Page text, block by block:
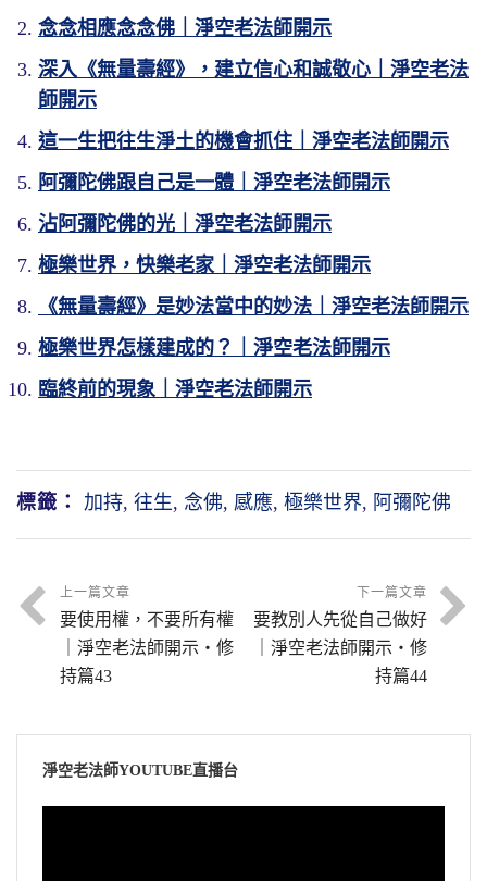
有初學的人懷疑，早年我們在台中跟李老師學
的時候，有同學就懷疑，十方世界人太多了，
阿彌陀佛能搞得清楚嗎？萬一把我忘掉怎麼
辦？你說阿彌陀佛會不會忘記？現在我們知道
不會忘記。為什麼？我們念頭才一動，這裡就
像電台一樣，我們電波發射過去，他那裡就收
這個肉體的細胞，每一個細胞它都在動，這個
波動它跟我們的意念是一致的，我們的意念一
細胞，細胞還講得大！現在科學講什麼？小光
子就是量子，我們佛法裡面講微塵，每一粒微
塵，你看彌勒菩薩講得很清楚，「念念成
所以這些波動的時候，我們這個人是很大的機
器，我一個意念波動，把所有這個波都集中向
「古謂三乘凡聖所見佛身報化，年歲短長，成
佛久近，各各不同故」，這也是真的有這個現
法從心想生」，這句話太重要了。我們在一切
境界當中，要常常能提得起這句話，你就不會
被外頭境界轉，你就能轉境界了。
一切法從心想生，誰的心想？我自己的心想。
《高僧傳》裡有記載，我們淨宗第二祖，唐朝
念一聲佛號，口裡面出一道白光，白光裡有一
尊阿彌陀佛，聲聲都現佛。傳記裡面告訴我
們，善導大師是阿彌陀佛再來的，那就是阿彌
陀佛示現給我們看，這個示現什麼？「一念相
我們念這句阿彌陀佛有沒有光、有沒有佛？
「唯此願王，不相捨離」，這是你帶得走的，
帶得走的是這十願，這個東西你能帶走。這個
疏忽了，思想、心行都跟性德相違背。我們知
道錯了，現在要把性德找回來，做錯的事情要
回頭是岸。前面普賢菩薩教導我們「常隨佛
生離苦得樂。釋迦牟尼佛沒有給錢給這些眾
生，也沒有給這些物資給眾生，釋迦牟尼佛給
的。
用什麼方法？用教學、用示範，身行言教；身
體做出來給你看，口說給你聽，讓你明瞭、讓
做錯了，你的果報怎麼會好？果報就是六道輪
迴。
所以善導大師說了兩句話，「諸佛所以興出
世，唯說彌陀本願海」，這就是說明，諸佛如
來他為什麼出現在世間？出現在世間為的什
麼？就是為了這樁事情，把淨土法門介紹給大
家，勸大家真信、真願、真念佛，這一生決定
得生淨土。
人只要往生淨土就成佛，這話是真的不是假
越致菩薩，阿惟越致菩薩就是成佛了。你看禪
宗裡面講，大徹大悟、明心見性，那是什麼
他有沒有見性？沒有見性，沒有見性怎麼也成
佛？佛力加持他，他的神通、道力就相等於明
心見性；換句話說，他就有能力與一切眾生感
所謂難信之法。
念念相應念念佛｜淨空老法師開示
深入《無量壽經》，建立信心和誠敬心｜淨空老法
師開示
這一生把往生淨土的機會抓住｜淨空老法師開示
阿彌陀佛跟自己是一體｜淨空老法師開示
沾阿彌陀佛的光｜淨空老法師開示
極樂世界，快樂老家｜淨空老法師開示
《無量壽經》是妙法當中的妙法｜淨空老法師開示
極樂世界怎樣建成的？｜淨空老法師開示
臨終前的現象｜淨空老法師開示
標籤： 加持, 往生, 念佛, 感應, 極樂世界, 阿彌陀佛
上一篇文章
要使用權，不要所有權
｜淨空老法師開示・修
持篇43
下一篇文章
要教別人先從自己做好
｜淨空老法師開示・修
持篇44
淨空老法師YOUTUBE直播台